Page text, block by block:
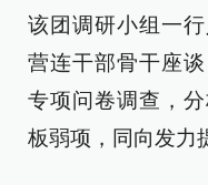
该团调研小组一
营连干部骨干座
专项问卷调查，
板弱项，同向发力